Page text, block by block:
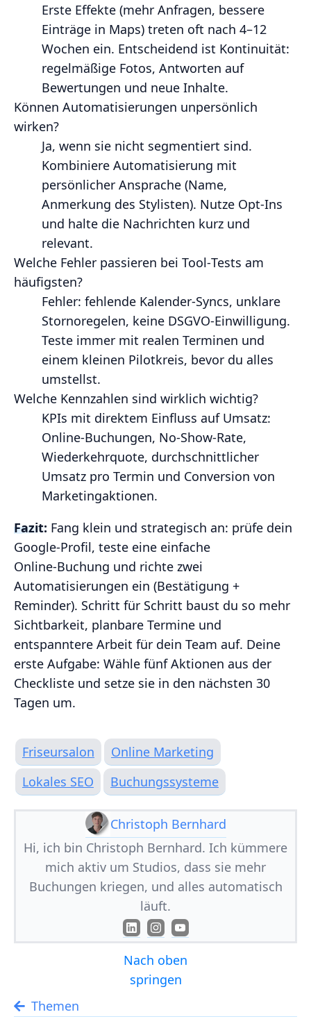
Erste Effekte (mehr Anfragen, bessere
Einträge in Maps) treten oft nach 4–12
Wochen ein. Entscheidend ist Kontinuität:
regelmäßige Fotos, Antworten auf
Bewertungen und neue Inhalte.
Können Automatisierungen unpersönlich
wirken?
Ja, wenn sie nicht segmentiert sind.
Kombiniere Automatisierung mit
persönlicher Ansprache (Name,
Anmerkung des Stylisten). Nutze Opt‑Ins
und halte die Nachrichten kurz und
relevant.
Welche Fehler passieren bei Tool‑Tests am
häufigsten?
Fehler: fehlende Kalender‑Syncs, unklare
Stornoregelen, keine DSGVO‑Einwilligung.
Teste immer mit realen Terminen und
einem kleinen Pilotkreis, bevor du alles
umstellst.
Welche Kennzahlen sind wirklich wichtig?
KPIs mit direktem Einfluss auf Umsatz:
Online‑Buchungen, No‑Show‑Rate,
Wiederkehrquote, durchschnittlicher
Umsatz pro Termin und Conversion von
Marketingaktionen.
Fazit: Fang klein und strategisch an: prüfe dein
Google‑Profil, teste eine einfache
Online‑Buchung und richte zwei
Automatisierungen ein (Bestätigung +
Reminder). Schritt für Schritt baust du so mehr
Sichtbarkeit, planbare Termine und
entspanntere Arbeit für dein Team auf. Deine
erste Aufgabe: Wähle fünf Aktionen aus der
Checkliste und setze sie in den nächsten 30
Tagen um.
Friseursalon
Online Marketing
Lokales SEO
Buchungssysteme
Christoph Bernhard
Hi, ich bin Christoph Bernhard. Ich kümmere
mich aktiv um Studios, dass sie mehr
Buchungen kriegen, und alles automatisch
läuft.